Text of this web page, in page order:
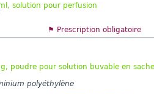
ml, solution pour perfusion
⚑ Prescription obligatoire
poudre pour solution buvable en
polyéthylène